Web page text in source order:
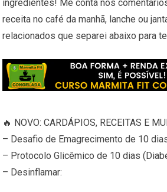
ingredientes! Me conta nos
receita no café da manhã, lanche ou
relacionados que separei abaixo para te
🔥 NOVO: CARDÁPIOS, RECEITAS E
– Desafio de Emagrecimento de 10
– Protocolo Glicêmico de 10 dias
– Desinflamar: